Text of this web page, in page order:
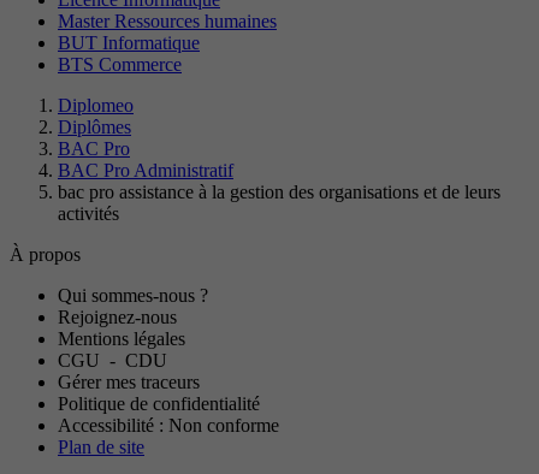
Master Ressources humaines
BUT Informatique
BTS Commerce
Diplomeo
Diplômes
BAC Pro
BAC Pro Administratif
bac pro assistance à la gestion des organisations et de leurs
activités
À propos
Qui sommes-nous ?
Rejoignez-nous
Mentions légales
CGU - CDU
Gérer mes traceurs
Politique de confidentialité
Accessibilité : Non conforme
Plan de site